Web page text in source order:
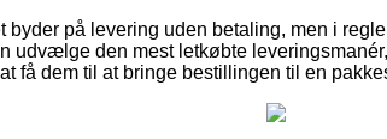
byder på levering uden betaling, men i
udvælge den mest letkøbte
få dem til at bringe bestillingen til en